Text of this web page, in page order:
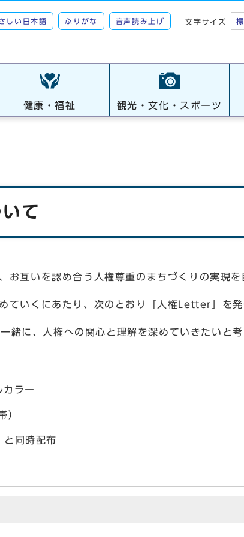
しい日本語 ふりがな 音声読み上げ 文字サイズ
健康・福祉 観光・文化・スポーツ
て
互いを認め合う人権尊重のまちづくりの実現
ていくにあたり、次のとおり「人権Letter」を
に、人権への関心と理解を深めていきたいと
ー
同時配布